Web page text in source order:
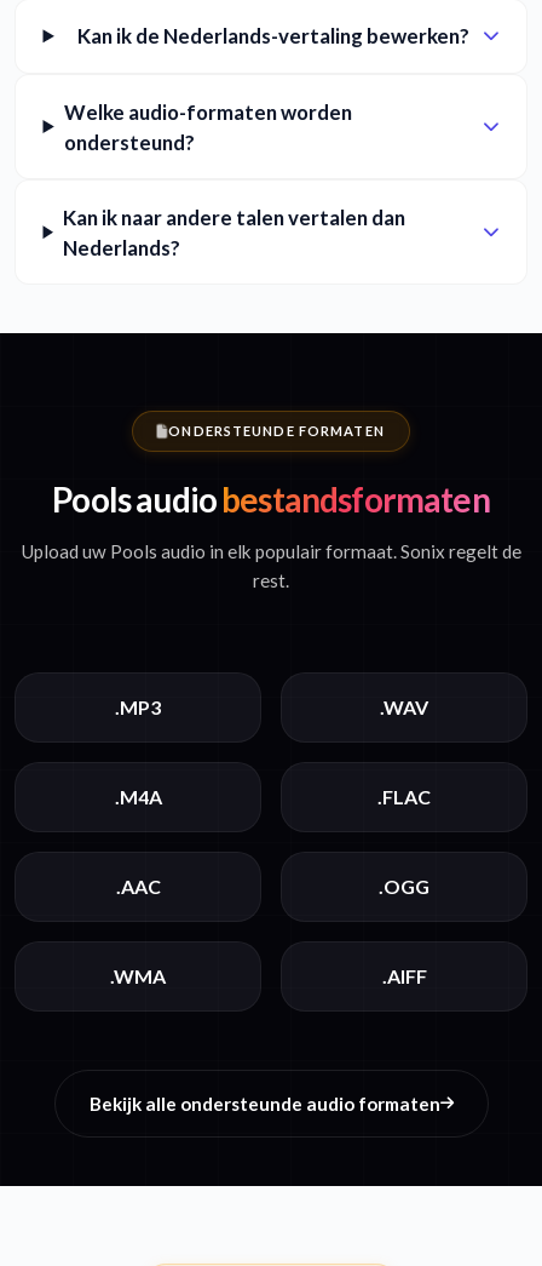
Kan ik de Nederlands-vertaling bewerken?
Welke audio-formaten worden
ondersteund?
Kan ik naar andere talen vertalen dan
Nederlands?
ONDERSTEUNDE FORMATEN
Pools audiobestandsformaten
Upload uw Pools audio in elk populair formaat. Sonix regelt de
rest.
.MP3 .WAV
.M4A .FLAC
.AAC .OGG
.WMA .AIFF
Bekijk alle ondersteunde audio formaten